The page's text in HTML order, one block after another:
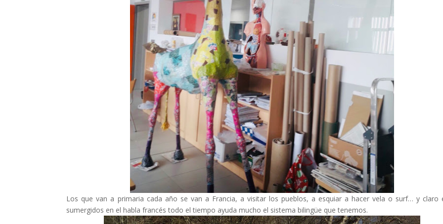
Los que van a primaria cada año se van a Francia, a visitar los pueblos, a esquiar a hacer vela o surf… y claro
sumergidos en el habla francés todo el tiempo ayuda mucho el sistema bilingüe que tenemos.